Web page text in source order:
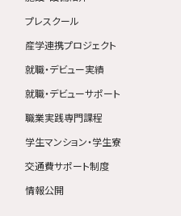
プレスクール
産学連携プロジェクト
就職・デビュー実績
就職・デビューサポート
職業実践専門課程
学生マンション・学生寮
交通費サポート制度
情報公開